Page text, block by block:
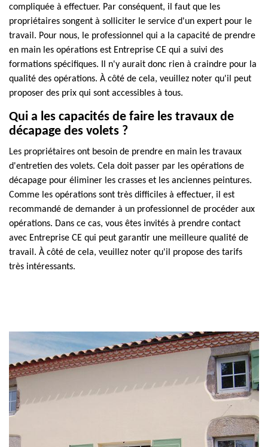
compliquée à effectuer. Par conséquent, il faut que les
propriétaires songent à solliciter le service d'un expert pour le
travail. Pour nous, le professionnel qui a la capacité de prendre
en main les opérations est Entreprise CE qui a suivi des
formations spécifiques. Il n'y aurait donc rien à craindre pour la
qualité des opérations. À côté de cela, veuillez noter qu'il peut
proposer des prix qui sont accessibles à tous.
Qui a les capacités de faire les travaux de
décapage des volets ?
Les propriétaires ont besoin de prendre en main les travaux
d'entretien des volets. Cela doit passer par les opérations de
décapage pour éliminer les crasses et les anciennes peintures.
Comme les opérations sont très difficiles à effectuer, il est
recommandé de demander à un professionnel de procéder aux
opérations. Dans ce cas, vous êtes invités à prendre contact
avec Entreprise CE qui peut garantir une meilleure qualité de
travail. À côté de cela, veuillez noter qu'il propose des tarifs
très intéressants.